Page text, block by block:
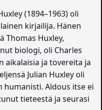
(1894–1963) oli
kirjailija. Hänen
Thomas Huxley,
biologi, oli Charles
aikalaisia ja tovereita ja
Julian Huxley oli
Aldous itse ei
tieteestä ja seurasi